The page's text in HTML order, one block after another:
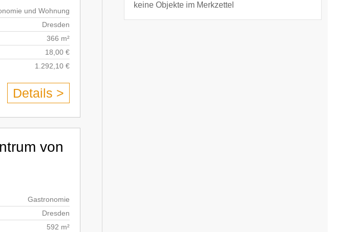
und Wohnung
Dresden
366 m²
18,00 €
1.292,10 €
Details >
von
Gastronomie
Dresden
592 m²
keine Objekte im Merkzettel